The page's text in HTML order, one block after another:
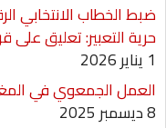
ضبط الخطاب الانتخابي
حرية التعبير: تعليق على
1 يناير 2026
العمل الجمعوي في
8 ديسمبر 2025